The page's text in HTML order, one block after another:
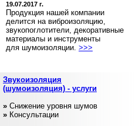
19.07.2017 г.
Продукция нашей компании
делится на виброизоляцию,
звукопоглотители, декоративные
материалы и инструменты
для шумоизоляции. >>>
Звукоизоляция
(шумоизоляция) - услуги
» Снижение уровня шумов
» Консультации